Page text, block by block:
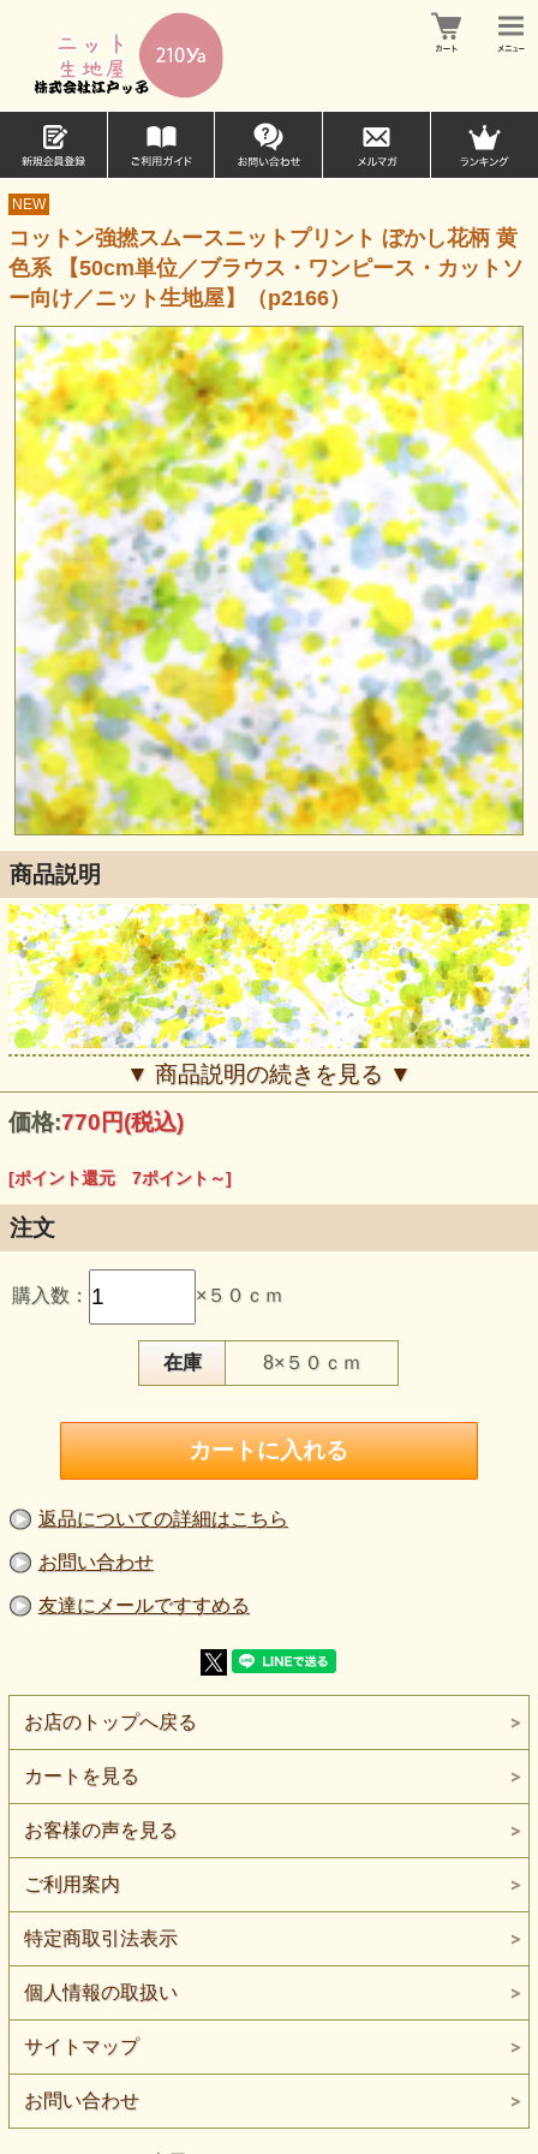
NEW
コットン強撚スムースニットプリント ぼかし花柄 黄
色系 【50cm単位／ブラウス・ワンピース・カットソ
ー向け／ニット生地屋】（p2166）
商品説明
【品 番】p2166
【商品名】コットン強撚スムースニットプリント ぼかし花
柄 黄色系
【価 格】７００円＋消費税（５０cm単位）
【素 材】綿：１００％
【生地巾】約１４０cm巾
【販売単位】５０cm単位になります。
【生地の伸び】タテヨコに伸びます（ヨコ方向の伸びがやや
大きめ）
【風合い】強撚糸特有のシャリ感とさらりとした肌触り。淡
い黄色を基調に、にじむようなぼかし花柄がやさしい印象の
【ネコポス】２.０mまで対応可能。
【ご注意】色味はご覧の環境により異なります。厚さ・伸び
感は目安としてご覧ください。
強撚糸を使用した、肌離れの良いコットンスムースニット。
淡い黄色をベースに、グリーンやブルーが溶け込むように広
軽やかな着心地と自然なドレープ感があり、ブラウスやワン
ピース、カットソーなど 日常使いから作品制作まで幅広く
【よくある質問】
Q. 家庭用ミシンでも縫えますか？
A. はい、縫えます。スムースニットは比較的扱いやすく、
ニット用針（#11〜#14）の使用がおすすめです。ロックミ
シンがあると縫い目がより安定します。
Q. どんなアイテムに向いていますか？
A. ブラウス、ワンピース、カットソー、チュニック、軽め
の羽織りなどに向いています。柄を活かしたシンプルなデザ
インがおすすめです。
ワンピースなどの場合は裏地の使用をおすすめします。
2.0mまで対応
▼ 商品説明の続きを見る ▼
価格:770円(税込)
[ポイント還元 7ポイント～]
注文
購入数： ×５０ｃｍ
在庫 8×５０ｃｍ
返品についての詳細はこちら
お問い合わせ
友達にメールですすめる
お店のトップへ戻る
カートを見る
お客様の声を見る
ご利用案内
特定商取引法表示
個人情報の取扱い
サイトマップ
お問い合わせ